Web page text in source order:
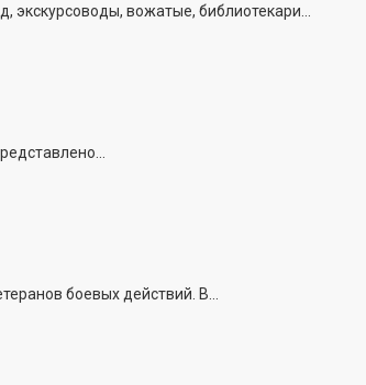
вожатые, библиотекари...
боевых действий. В...